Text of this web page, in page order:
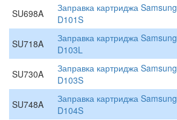
SU698A
Заправка картриджа Samsung
D101S
SU718A
Заправка картриджа Samsung
D103L
SU730A
Заправка картриджа Samsung
D103S
SU748A
Заправка картриджа Samsung
D104S